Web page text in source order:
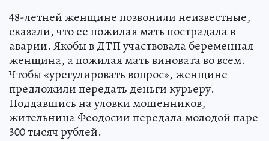
48-летней женщине позвонили неизвестные,
сказали, что ее пожилая мать пострадала в
аварии. Якобы в ДТП участвовала беременная
женщина, а пожилая мать виновата во всем.
Чтобы «урегулировать вопрос», женщине
предложили передать деньги курьеру.
Поддавшись на уловки мошенников,
жительница Феодосии передала молодой паре
300 тысяч рублей.